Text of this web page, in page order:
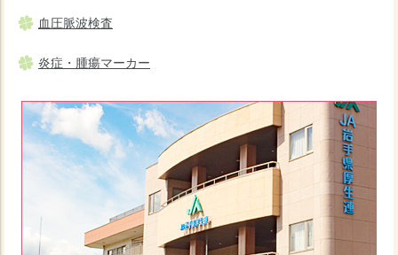
血圧脈波検査
炎症・腫瘍マーカー